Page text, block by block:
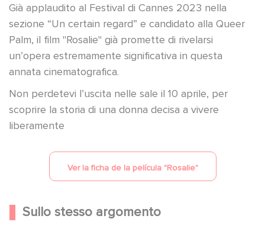
Già applaudito al Festival di Cannes 2023 nella
sezione “Un certain regard” e candidato alla Queer
Palm, il film "Rosalie" già promette di rivelarsi
un’opera estremamente significativa in questa
annata cinematografica.
Non perdetevi l’uscita nelle sale il 10 aprile, per
scoprire la storia di una donna decisa a vivere
liberamente
Ver la ficha de la película "Rosalie"
Sullo stesso argomento